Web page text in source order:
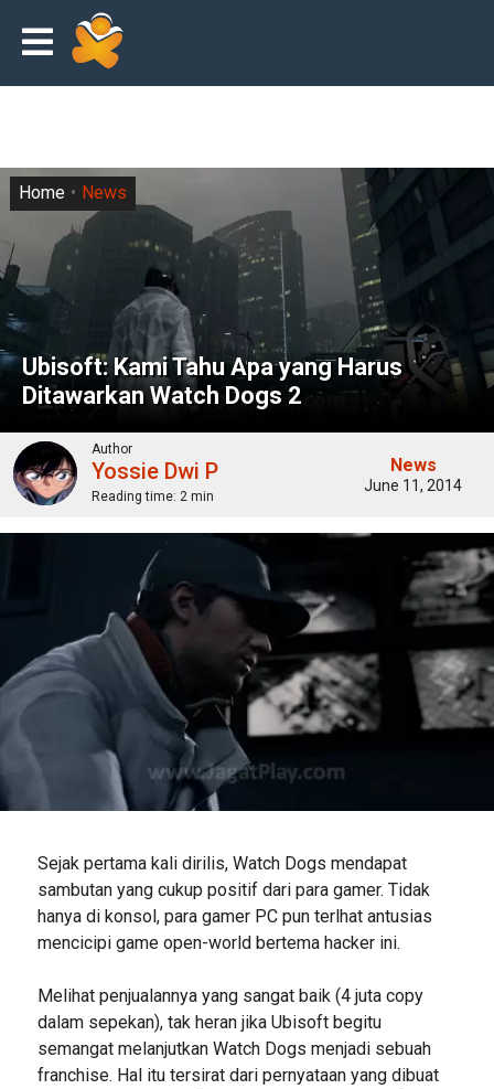
Ubisoft: Kami Tahu Apa yang Harus
Ditawarkan Watch Dogs 2
Home News
Author
Yossie Dwi P
Reading time: 2 min
News
June 11, 2014
Sejak pertama kali dirilis, Watch Dogs mendapat
sambutan yang cukup positif dari para gamer. Tidak
hanya di konsol, para gamer PC pun terlhat antusias
mencicipi game open-world bertema hacker ini.
Melihat penjualannya yang sangat baik (4 juta copy
dalam sepekan), tak heran jika Ubisoft begitu
semangat melanjutkan Watch Dogs menjadi sebuah
franchise. Hal itu tersirat dari pernyataan yang dibuat